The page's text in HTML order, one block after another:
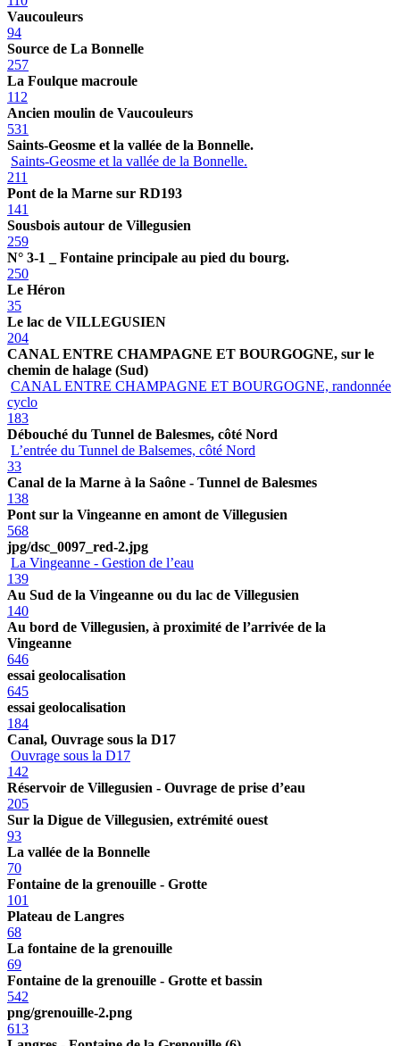
Vaucouleurs
94
Source de La Bonnelle
257
La Foulque macroule
112
Ancien moulin de Vaucouleurs
531
Saints-Geosme et la vallée de la Bonnelle.
Saints-Geosme et la vallée de la Bonnelle.
211
Pont de la Marne sur RD193
141
Sousbois autour de Villegusien
259
N° 3-1 _ Fontaine principale au pied du bourg.
250
Le Héron
35
Le lac de VILLEGUSIEN
204
CANAL ENTRE CHAMPAGNE ET BOURGOGNE, sur le
chemin de halage (Sud)
CANAL ENTRE CHAMPAGNE ET BOURGOGNE, randonnée
cyclo
183
Débouché du Tunnel de Balesmes, côté Nord
L’entrée du Tunnel de Balsemes, côté Nord
33
Canal de la Marne à la Saône - Tunnel de Balesmes
138
Pont sur la Vingeanne en amont de Villegusien
568
jpg/dsc_0097_red-2.jpg
La Vingeanne - Gestion de l’eau
139
Au Sud de la Vingeanne ou du lac de Villegusien
140
Au bord de Villegusien, à proximité de l’arrivée de la
Vingeanne
646
essai geolocalisation
645
essai geolocalisation
184
Canal, Ouvrage sous la D17
Ouvrage sous la D17
142
Réservoir de Villegusien - Ouvrage de prise d’eau
205
Sur la Digue de Villegusien, extrémité ouest
93
La vallée de la Bonnelle
70
Fontaine de la grenouille - Grotte
101
Plateau de Langres
68
La fontaine de la grenouille
69
Fontaine de la grenouille - Grotte et bassin
542
png/grenouille-2.png
613